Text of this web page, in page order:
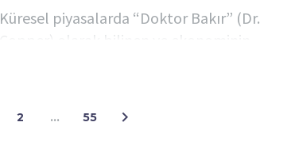
Küresel piyasalarda “Doktor Bakır” (Dr.
Copper) olarak bilinen ve ekonominin
2 … 55